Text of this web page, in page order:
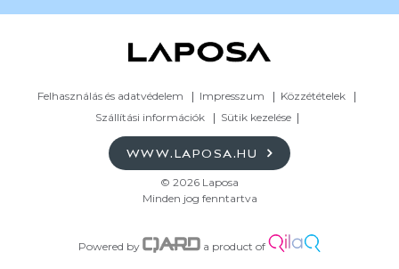
Felhasználás és adatvédelem Impresszum
Közzétételek
Szállítási információk
Sütik kezelése
WWW.LAPOSA.HU
© 2026 Laposa
Minden jog fenntartva
Powered by a product of